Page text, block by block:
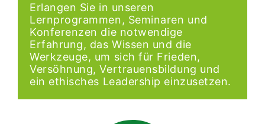
Erlangen Sie in unseren
Lernprogrammen, Seminaren und
Konferenzen die notwendige
Erfahrung, das Wissen und die
Werkzeuge, um sich für Frieden,
Versöhnung, Vertrauensbildung und
ein ethisches Leadership einzusetzen.